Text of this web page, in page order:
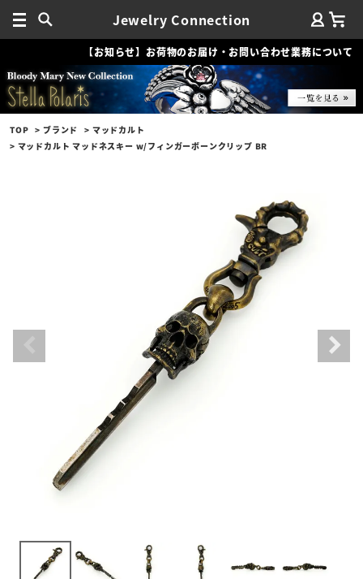
Jewelry Connection
【お知らせ】お荷物のお届け・お問い合わせ業務について
TOP ブランド
マッドカルト
マッドカルト マッドネスキー w/フィンガーボーンクリップ BR